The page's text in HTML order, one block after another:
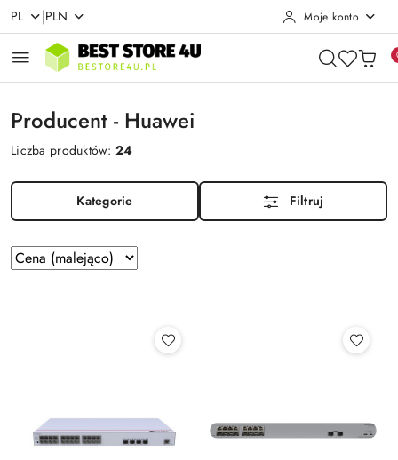
Przejdź do treści głównej
Przejdź do wyszukiwarki
Przejdź do moje konto
Przejdź do menu głównego
Przejdź do stopki
PL |PLN Moje konto
Producent - Huawei
Liczba produktów:24
Kategorie Filtruj
Zastosowano
sortowanie:
Sortuj
według